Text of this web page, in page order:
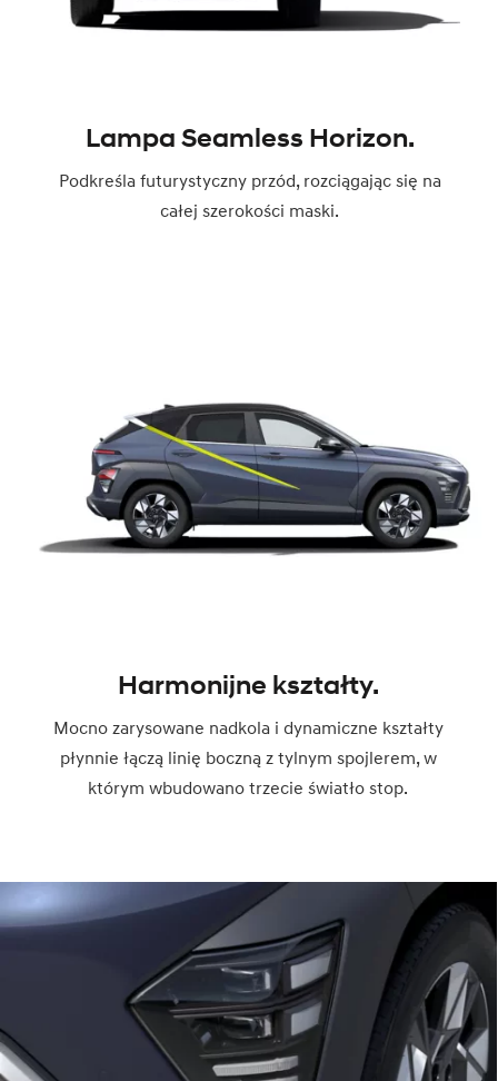
Lampa Seamless Horizon.
Podkreśla futurystyczny przód, rozciągając się na
całej szerokości maski.
Harmonijne kształty.
Mocno zarysowane nadkola i dynamiczne kształty
płynnie łączą linię boczną z tylnym spojlerem, w
którym wbudowano trzecie światło stop.